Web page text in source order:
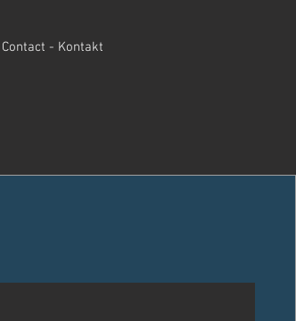
Contact - Kontakt